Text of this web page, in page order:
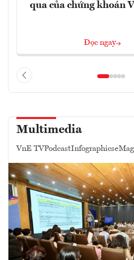
qua của chứng khoán
Đọc ngay
Multimedia
VnE TVPodcastInfographics